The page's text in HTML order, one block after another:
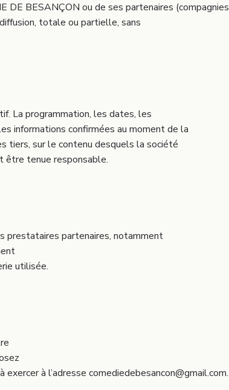
BESANÇON ou de ses partenaires
totale ou partielle, sans
La programmation, les dates, les
informations confirmées au moment de la
tiers, sur le contenu desquels la société
être tenue responsable.
partenaires, notamment
utilisée.
exercer à l’adresse comediedebesancon@gmail.com.